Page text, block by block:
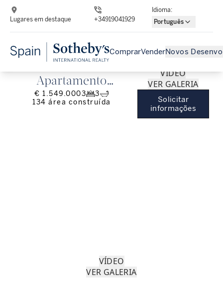
Lugares em destaque +34919041929
Idioma:
Português
ComprarVenderNovos
Apartamento
reformado em Ibiza,
€ 1.549.0003
3
134 área construída
VÍDEO
VER GALERIA
Solicitar
informações
VÍDEO
VER GALERIA